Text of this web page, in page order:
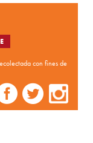
con fines de